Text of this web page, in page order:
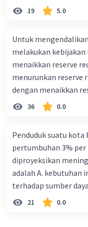
19 5.0
Untuk
melakukan kebijakan
menaikkan reserve
menurunkan
dengan menaikkan
dengan menurunkan
Ekspansif dengan
ceteris paribus maka
bentuk kurva jumlah
dari kiri bawah ke
mana bentuk kurva
uang) naik dari kiri
meningkat di mana
36 0.0
Penduduk suatu kota
pertumbuhan 3%
diproyeksikan
adalah A. kebutuhan
terhadap sumber
eksponensial
memengaruhi tata
21 0.0